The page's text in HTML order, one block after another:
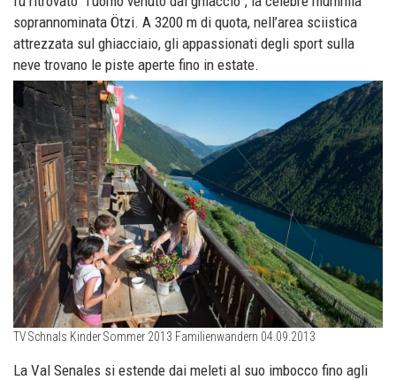
soprannominata Ötzi. A 3200 m di quota, nell’area sciistica
attrezzata sul ghiacciaio, gli appassionati degli sport sulla
neve trovano le piste aperte fino in estate.
TV Schnals Kinder Sommer 2013 Familienwandern 04.09.2013
La Val Senales si estende dai meleti al suo imbocco fino agli